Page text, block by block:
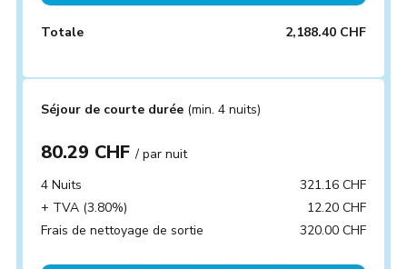
Totale 2,188.40 CHF
Séjour de courte durée (min. 4 nuits)
80.29 CHF/ par nuit
4 Nuits
321.16 CHF
+ TVA (3.80%)
12.20 CHF
Frais de nettoyage de sortie
320.00 CHF